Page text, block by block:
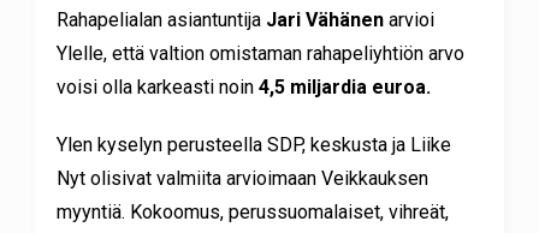
Rahapelialan asiantuntija Jari Vähänenarvioi
Ylelle, että valtion omistaman rahapeliyhtiön arvo
voisi olla karkeasti noin 4,5 miljardia euroa.
Ylen kyselyn perusteella SDP, keskusta ja Liike
Nyt olisivat valmiita arvioimaan Veikkauksen
myyntiä. Kokoomus, perussuomalaiset, vihreät,